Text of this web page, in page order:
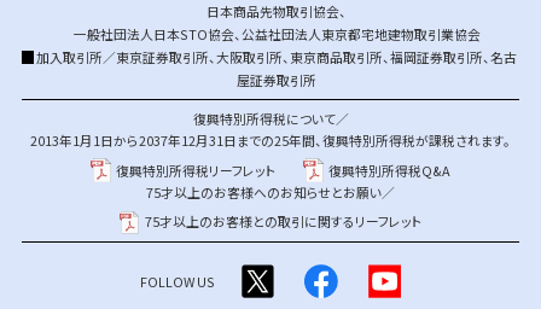
日本商品先物取引協会、
一般社団法人日本STO協会、 公益社団法人東京都宅地建物取引業協会
加入取引所／東京証券取引所、大阪取引所、 東京商品取引所、福岡証券取引所、名古
屋証券取引所
復興特別所得税について／
2013年1月1日から2037年12月31日までの25年間、復興特別所得税が課税されます。
復興特別所得税リーフレット
復興特別所得税Q&A
75才以上のお客様へのお知らせとお願い／
75才以上のお客様との取引に関するリーフレット
FOLLOW US